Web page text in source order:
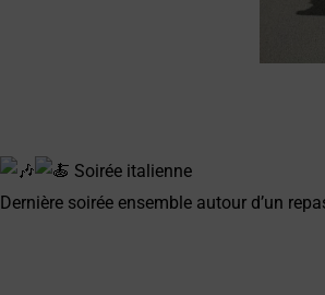
Soirée italienne
Dernière soirée ensemble autour d’un